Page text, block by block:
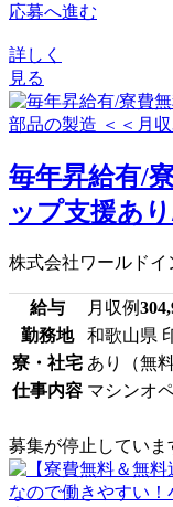
応募へ進む
詳しく
見る
毎年昇給有/
ップ支援あ
株式会社ワールドイ
給与 月収例
勤務地
和歌山県
寮・社宅 あり（無料
仕事内容 マシンオ
募集が停止していま